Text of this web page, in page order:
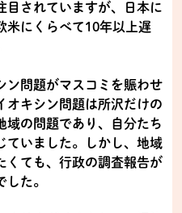
目されていますが、日本に
米にくらべて10年以上遅
ン問題がマスコミを賑わせ
オキシン問題は所沢だけの
域の問題であり、自分たち
ていました。しかし、地域
くても、行政の調査報告が
た。